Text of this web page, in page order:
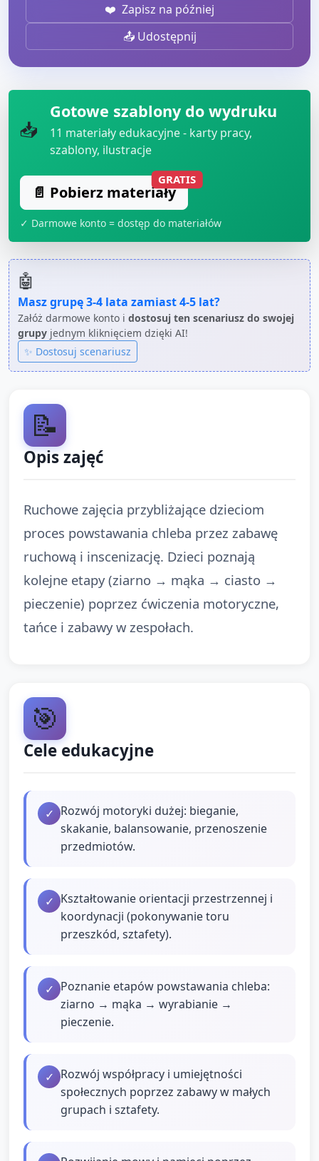
❤️ Zapisz na później
📤 Udostępnij
📥
Gotowe szablony do wydruku
11 materiały edukacyjne - karty pracy,
szablony, ilustracje
📄 Pobierz materiały
GRATIS
✓ Darmowe konto = dostęp do materiałów
🤖
Masz grupę3-4 lata zamiast4-5 lat?
Załóż darmowe konto i dostosuj ten scenariusz do swojej
grupy jednym kliknięciem dzięki AI!
✨ Dostosuj scenariusz
📝
Opis zajęć
Ruchowe zajęcia przybliżające dzieciom
proces powstawania chleba przez zabawę
ruchową i inscenizację. Dzieci poznają
kolejne etapy (ziarno → mąka → ciasto →
pieczenie) poprzez ćwiczenia motoryczne,
tańce i zabawy w zespołach.
🎯
Cele edukacyjne
✓ Rozwój motoryki dużej: bieganie,
skakanie, balansowanie, przenoszenie
przedmiotów.
✓ Kształtowanie orientacji przestrzennej i
koordynacji (pokonywanie toru
przeszkód, sztafety).
✓ Poznanie etapów powstawania chleba:
ziarno → mąka → wyrabianie →
pieczenie.
✓ Rozwój współpracy i umiejętności
społecznych poprzez zabawy w małych
grupach i sztafety.